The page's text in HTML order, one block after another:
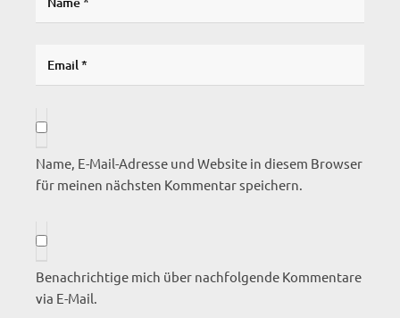
Name, E-Mail-Adresse und Website in diesem Browser
für meinen nächsten Kommentar speichern.
Benachrichtige mich über nachfolgende Kommentare
via E-Mail.